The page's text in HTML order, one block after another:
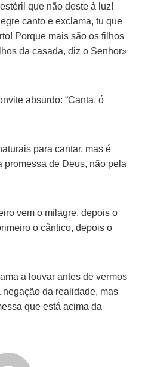
que não deste à luz!
canto e exclama, tu que
Porque mais são os filhos
da casada, diz o Senhor»
absurdo: “Canta, ó
para cantar, mas é
promessa de Deus, não pela
vem o milagre, depois o
o cântico, depois o
a louvar antes de vermos
negação da realidade, mas
que está acima da